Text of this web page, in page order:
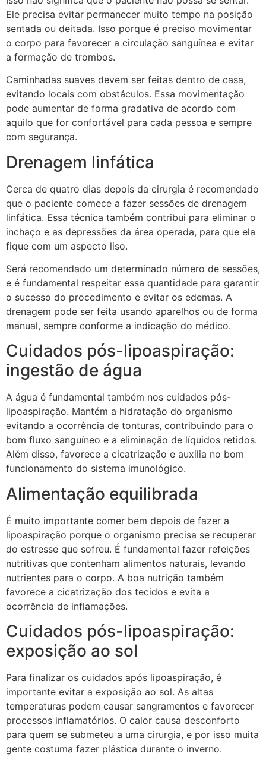
Ele precisa evitar permanecer muito tempo na posição
sentada ou deitada. Isso porque é preciso movimentar
o corpo para favorecer a circulação sanguínea e evitar
a formação de trombos.
Caminhadas suaves devem ser feitas dentro de casa,
evitando locais com obstáculos. Essa movimentação
pode aumentar de forma gradativa de acordo com
aquilo que for confortável para cada pessoa e sempre
com segurança.
Drenagem linfática
Cerca de quatro dias depois da cirurgia é recomendado
que o paciente comece a fazer sessões de drenagem
linfática. Essa técnica também contribui para eliminar o
inchaço e as depressões da área operada, para que ela
fique com um aspecto liso.
Será recomendado um determinado número de sessões,
e é fundamental respeitar essa quantidade para garantir
o sucesso do procedimento e evitar os edemas. A
drenagem pode ser feita usando aparelhos ou de forma
manual, sempre conforme a indicação do médico.
Cuidados pós-lipoaspiração:
ingestão de água
A água é fundamental também nos cuidados pós-
lipoaspiração. Mantém a hidratação do organismo
evitando a ocorrência de tonturas, contribuindo para o
bom fluxo sanguíneo e a eliminação de líquidos retidos.
Além disso, favorece a cicatrização e auxilia no bom
funcionamento do sistema imunológico.
Alimentação equilibrada
É muito importante comer bem depois de fazer a
lipoaspiração porque o organismo precisa se recuperar
do estresse que sofreu. É fundamental fazer refeições
nutritivas que contenham alimentos naturais, levando
nutrientes para o corpo. A boa nutrição também
favorece a cicatrização dos tecidos e evita a
ocorrência de inflamações.
Cuidados pós-lipoaspiração:
exposição ao sol
Para finalizar os cuidados após lipoaspiração, é
importante evitar a exposição ao sol. As altas
temperaturas podem causar sangramentos e favorecer
processos inflamatórios. O calor causa desconforto
para quem se submeteu a uma cirurgia, e por isso muita
gente costuma fazer plástica durante o inverno.